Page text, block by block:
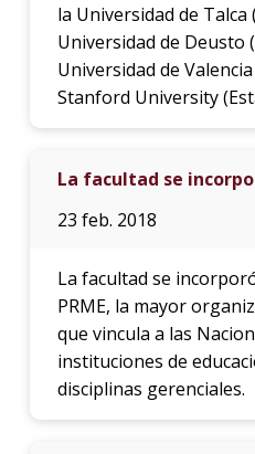
la Universidad de Talca
Universidad de Deusto
Universidad de
Stanford University
La facultad se
23 feb. 2018
La facultad se
PRME, la mayor
que vincula a las
instituciones de
disciplinas gerenciales.